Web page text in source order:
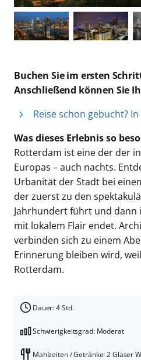
Buchen Sie im ersten
Anschließend können Sie
Reise schon gebucht?
Was dieses Erlebnis so
Rotterdam ist eine der der
Europas – auch nachts.
Urbanität der Stadt bei
der zuerst zu den
Jahrhundert führt und dann
mit lokalem Flair endet.
verbinden sich zu einem
Erinnerung bleiben wird,
Rotterdam.
Dauer: 4 Std.
Schwierigkeitsgrad: Moderat
Mahlzeiten / Getränke: 2 Gläser